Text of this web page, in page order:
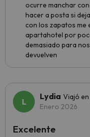
ocurre manchar
hacer a posta si
con los zapatos me
apartahotel por
demasiado para
devuelven
Lydia Viajó
Enero 2026
Excelente